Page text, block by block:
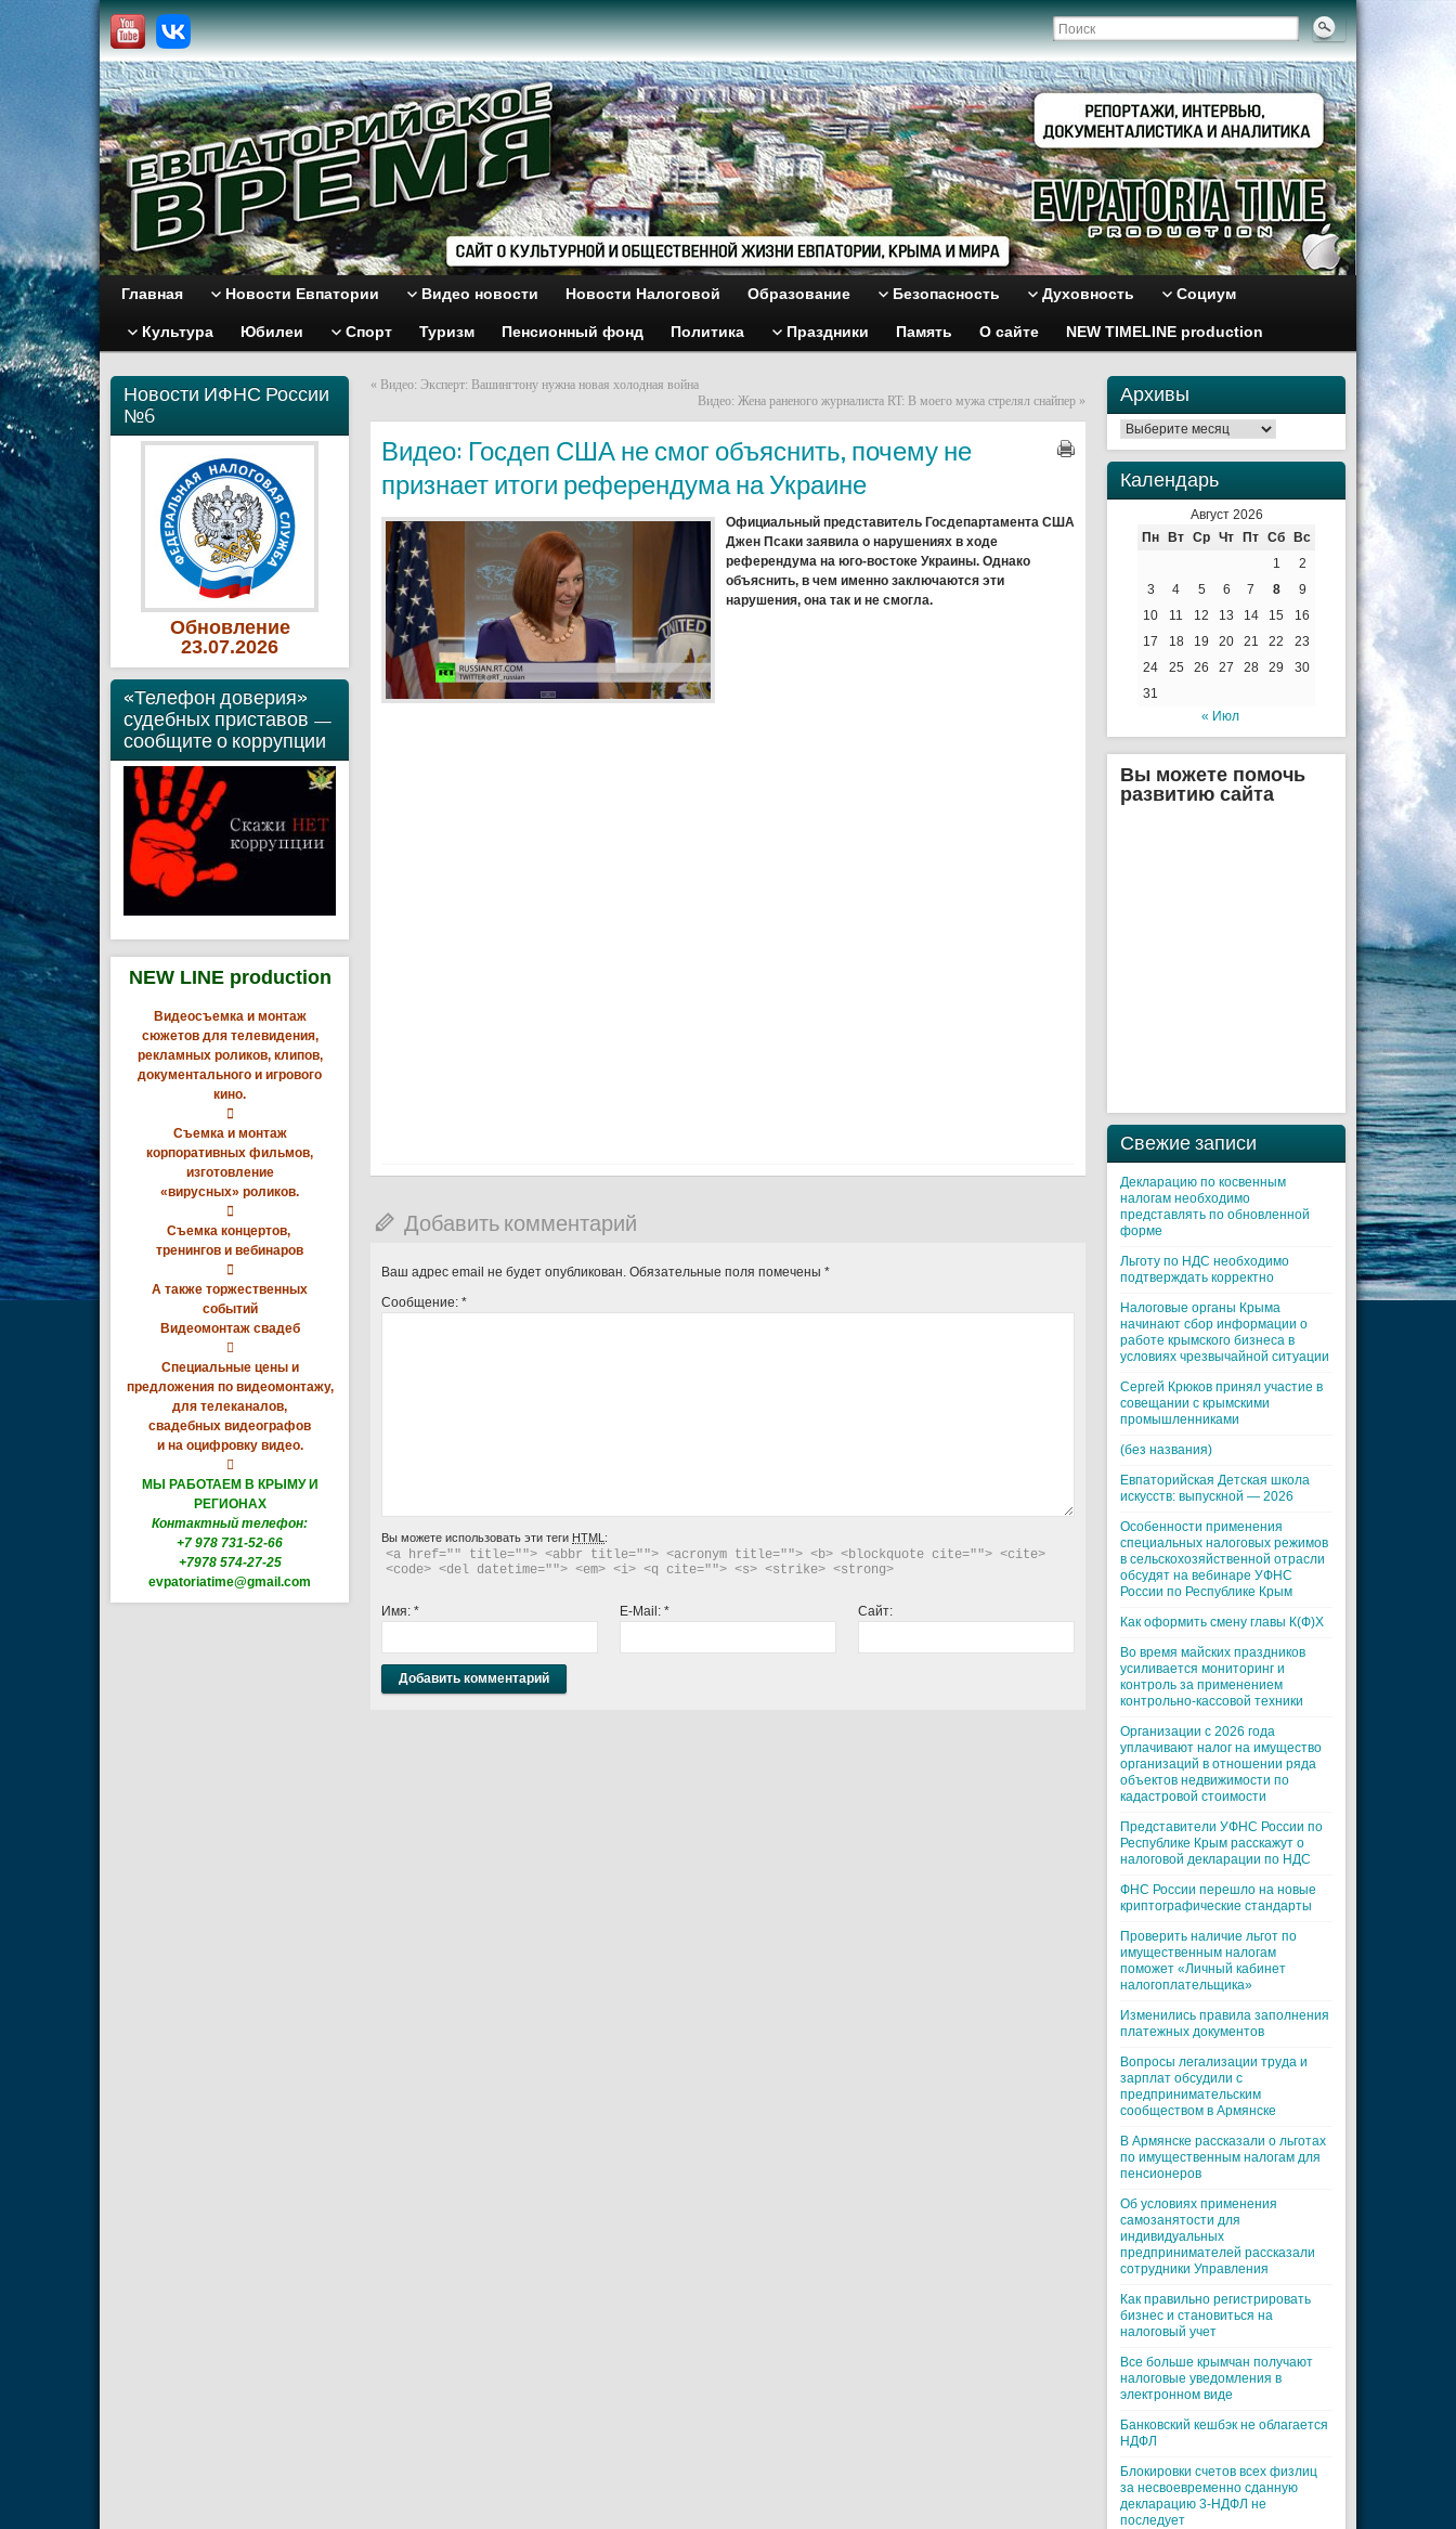
Главная Новости Евпатории Видео новости Новости Налоговой Образование Безопасность Духовность Социум
Культура Юбилеи Спорт Туризм Пенсионный фонд Политика Праздники Память О сайте NEW TIMELINE production
Новости ИФНС России
№6
Обновление
23.07.2026
«Телефон доверия»
судебных приставов —
сообщите о коррупции
NEW LINE production
Видеосъемка и монтаж
сюжетов для телевидения,
рекламных роликов, клипов,
документального и игрового
кино.

Съемка и монтаж
корпоративных фильмов,
изготовление
«вирусных» роликов.

Съемка концертов,
тренингов и вебинаров

А также торжественных
событий
Видеомонтаж свадеб

Специальные цены и
предложения по видеомонтажу,
для телеканалов,
свадебных видеографов
и на оцифровку видео.

МЫ РАБОТАЕМ В КРЫМУ И
РЕГИОНАХ
Контактный телефон:
+7 978 731-52-66
+7978 574-27-25
evpatoriatime@gmail.com
« Видео: Эксперт: Вашингтону нужна новая холодная война
Видео: Жена раненого журналиста RT: В моего мужа стрелял снайпер »
Видео: Госдеп США не смог объяснить, почему не
признает итоги референдума на Украине
Официальный представитель Госдепартамента США
Джен Псаки заявила о нарушениях в ходе
референдума на юго-востоке Украины. Однако
объяснить, в чем именно заключаются эти
нарушения, она так и не смогла.
Добавить комментарий
Ваш адрес email не будет опубликован. Обязательные поля помечены *
Сообщение: *
Вы можете использовать эти теги HTML :
<a href="" title=""> <abbr title=""> <acronym title=""> <b> <blockquote cite=""> <cite>
<code> <del datetime=""> <em> <i> <q cite=""> <s> <strike> <strong>
Имя: * E-Mail: * Сайт:
Архивы
Архивы
Календарь
Август 2026
Пн
Вт Ср Чт Пт Сб
Вс
1
2
3
4 5 6 7 8
9
10
11 12 13 14 15
16
17
18 19 20 21 22
23
24
25 26 27 28 29
30
31
« Июл
Вы можете помочь
развитию сайта
Свежие записи
Декларацию по косвенным
налогам необходимо
представлять по обновленной
форме
Льготу по НДС необходимо
подтверждать корректно
Налоговые органы Крыма
начинают сбор информации о
работе крымского бизнеса в
условиях чрезвычайной ситуации
Cергей Крюков принял участие в
совещании с крымскими
промышленниками
(без названия)
Евпаторийская Детская школа
искусств: выпускной — 2026
Особенности применения
специальных налоговых режимов
в сельскохозяйственной отрасли
обсудят на вебинаре УФНС
России по Республике Крым
Как оформить смену главы К(Ф)Х
Во время майских праздников
усиливается мониторинг и
контроль за применением
контрольно-кассовой техники
Организации с 2026 года
уплачивают налог на имущество
организаций в отношении ряда
объектов недвижимости по
кадастровой стоимости
Представители УФНС России по
Республике Крым расскажут о
налоговой декларации по НДС
ФНС России перешло на новые
криптографические стандарты
Проверить наличие льгот по
имущественным налогам
поможет «Личный кабинет
налогоплательщика»
Изменились правила заполнения
платежных документов
Вопросы легализации труда и
зарплат обсудили с
предпринимательским
сообществом в Армянске
В Армянске рассказали о льготах
по имущественным налогам для
пенсионеров
Об условиях применения
самозанятости для
индивидуальных
предпринимателей рассказали
сотрудники Управления
Как правильно регистрировать
бизнес и становиться на
налоговый учет
Все больше крымчан получают
налоговые уведомления в
электронном виде
Банковский кешбэк не облагается
НДФЛ
Блокировки счетов всех физлиц
за несвоевременно сданную
декларацию 3-НДФЛ не
последует